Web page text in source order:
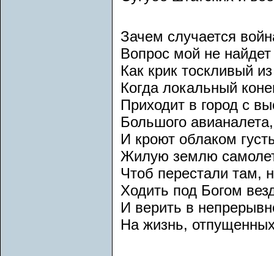
Зачем случается
Вопрос мой не найдет
Как крик тоскливый
Когда локальный
Приходит в город с
Большого авианалета,
И кроют облаком
Жилую землю
Чтоб перестали там,
Ходить под Богом
И верить в
На жизнь,